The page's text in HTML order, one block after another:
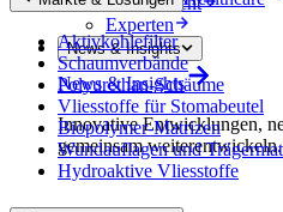
Experten
News & Insights
News & Insights
Innovative Entwicklungen,
gemeinsam weiterentwickeln.
Aktivkohlefilter
Schaumverbände
Polyurethan-Schäume
Vliesstoffe für Stomabeutel
Biopolymer-Matrizen
Wundauflagen und
Hydroaktive Vliesstoffe